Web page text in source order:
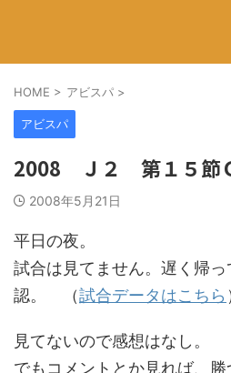
HOME > アビスパ >
アビスパ
2008 Ｊ２ 第１５節
2008年5月21日
平日の夜。
試合は見てません。遅く帰
認。 （試合データはこちら
見てないので感想はなし。
でもコメントとか見れば、